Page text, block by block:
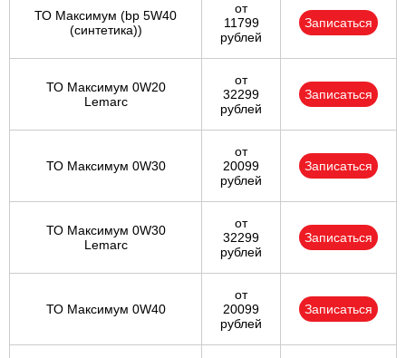
ТО Максимум (bp 5W40
(синтетика))
от
11799
рублей
Записаться
ТО Максимум 0W20
Lemarc
от
32299
рублей
Записаться
ТО Максимум 0W30
от
20099
рублей
Записаться
ТО Максимум 0W30
Lemarc
от
32299
рублей
Записаться
ТО Максимум 0W40
от
20099
рублей
Записаться